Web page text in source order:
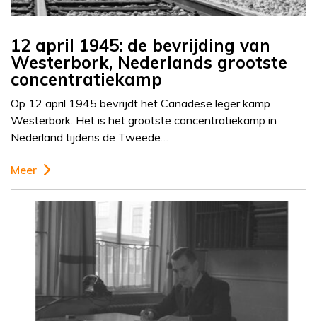
12 april 1945: de bevrijding van
Westerbork, Nederlands grootste
concentratiekamp
Op 12 april 1945 bevrijdt het Canadese leger kamp
Westerbork. Het is het grootste concentratiekamp in
Nederland tijdens de Tweede…
Meer